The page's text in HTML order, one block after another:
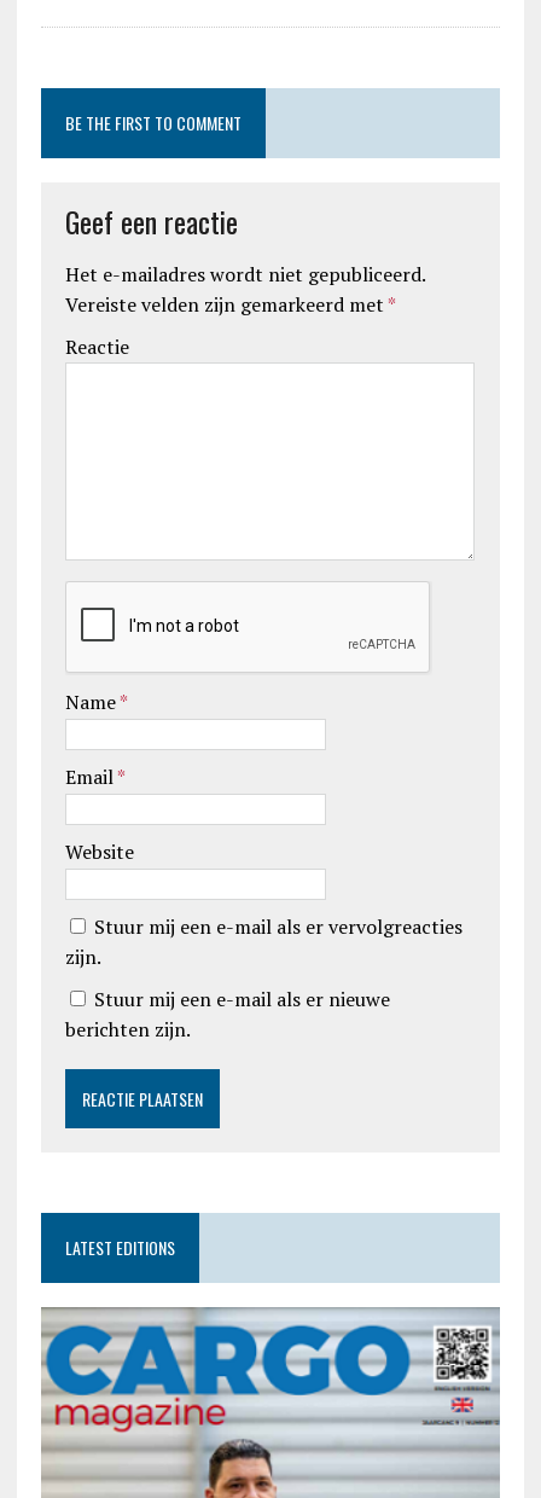
BE THE FIRST TO COMMENT
Geef een reactie
Het e-mailadres wordt niet gepubliceerd.
Vereiste velden zijn gemarkeerd met *
Reactie
Name*
Email*
Website
Stuur mij een e-mail als er vervolgreacties
zijn.
Stuur mij een e-mail als er nieuwe
berichten zijn.
LATEST EDITIONS